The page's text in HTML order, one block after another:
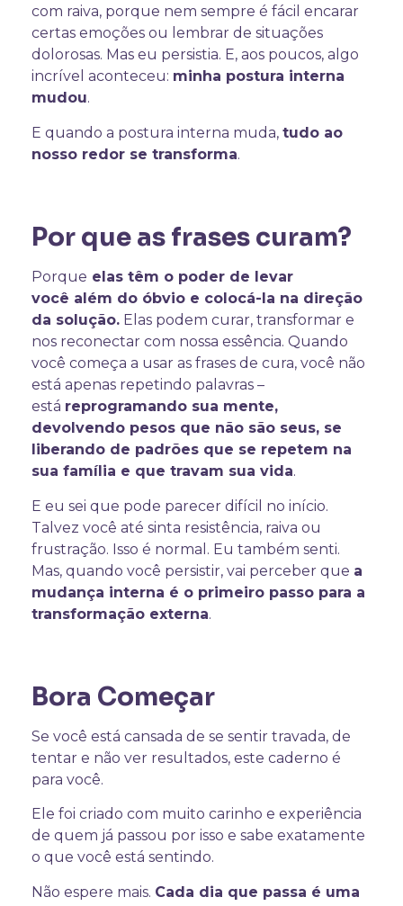
com raiva, porque nem sempre é fácil encarar
certas emoções ou lembrar de situações
dolorosas. Mas eu persistia. E, aos poucos, algo
incrível aconteceu: minha postura interna
mudou.
E quando a postura interna muda, tudo ao
nosso redor se transforma.
Por que as frases curam?
Porque elas têm o poder de levar
você além do óbvio e colocá-la na direção
da solução. Elas podem curar, transformar e
nos reconectar com nossa essência. Quando
você começa a usar as frases de cura, você não
está apenas repetindo palavras –
está reprogramando sua mente,
devolvendo pesos que não são seus, se
liberando de padrões que se repetem na
sua família e que travam sua vida.
E eu sei que pode parecer difícil no início.
Talvez você até sinta resistência, raiva ou
frustração. Isso é normal. Eu também senti.
Mas, quando você persistir, vai perceber que a
mudança interna é o primeiro passo para a
transformação externa.
Bora Começar
Se você está cansada de se sentir travada, de
tentar e não ver resultados, este caderno é
para você.
Ele foi criado com muito carinho e experiência
de quem já passou por isso e sabe exatamente
o que você está sentindo.
Não espere mais. Cada dia que passa é uma